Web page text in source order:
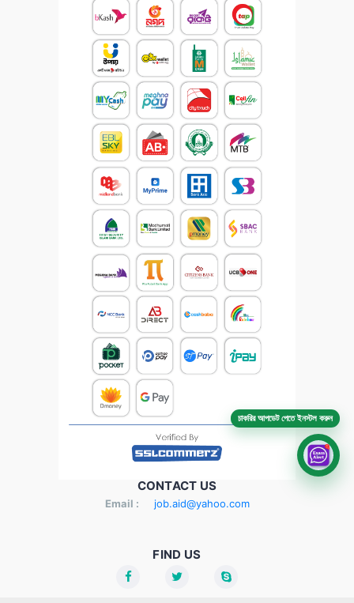
CONTACT US
Email : job.aid@yahoo.com
FIND US
চাকরির আপডেট পেতে ইনস্টল করুন